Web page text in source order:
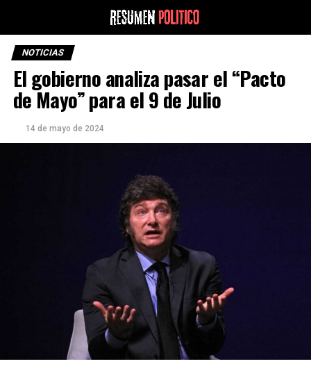
NOTICIAS
El gobierno analiza pasar el “Pacto
de Mayo” para el 9 de Julio
14 de mayo de 2024